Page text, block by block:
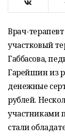
Врач-
участковый
Габбасова,
Гарейшин из
денежные
рублей.
участниками
стали